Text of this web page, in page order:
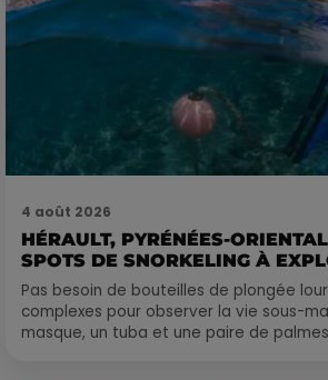
4 août 2026
HÉRAULT, PYRÉNÉES-
SPOTS DE SNORKELING À
Pas besoin de bouteilles de plongée
complexes pour observer la vie sous-
masque, un tuba et une paire de